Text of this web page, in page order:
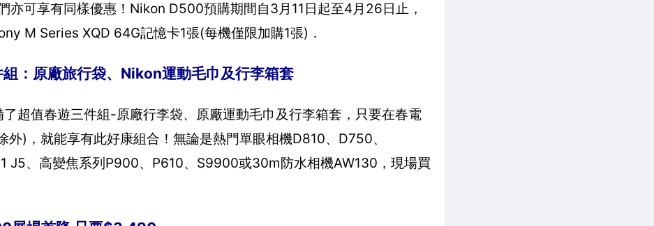
可享有同樣優惠！Nikon D500預購期間自3月11日起至4月26日止，
M Series XQD 64G記憶卡1張(每機僅限加購1張)．
：原廠旅行袋、Nikon運動毛巾及行李箱套
超值春遊三件組-原廠行李袋、原廠運動毛巾及行李箱套，只要在春電
)，就能享有此好康組合！無論是熱門單眼相機D810、D750、
J5、高變焦系列P900、P610、S9900或30m防水相機AW130，現場買